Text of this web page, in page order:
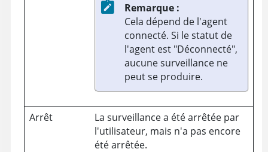
Remarque :
Cela dépend de l'agent
connecté. Si le statut de
l'agent est "Déconnecté",
aucune surveillance ne
peut se produire.
Arrêt
La surveillance a été arrêtée par
l'utilisateur, mais n'a pas encore
été arrêtée.